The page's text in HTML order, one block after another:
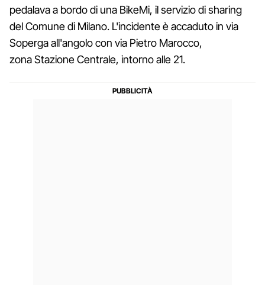
pedalava a bordo di una BikeMi, il servizio di sharing
del Comune di Milano. L'incidente è accaduto in via
Soperga all'angolo con via Pietro Marocco,
zona Stazione Centrale, intorno alle 21.